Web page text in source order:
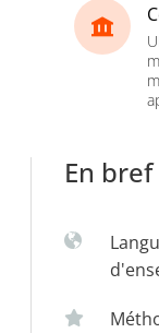
En bref